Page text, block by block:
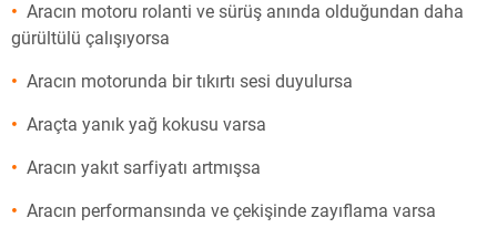
Aracın motoru rolanti ve sürüş anında olduğundan daha
gürültülü çalışıyorsa
Aracın motorunda bir tıkırtı sesi duyulursa
Araçta yanık yağ kokusu varsa
Aracın yakıt sarfiyatı artmışsa
Aracın performansında ve çekişinde zayıflama varsa